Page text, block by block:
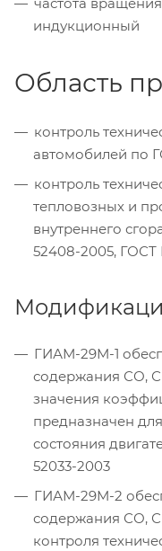
индукционный
Область
контроль
автомобилей по
контроль
тепловозных и
внутреннего
52408-2005, ГОСТ
ГИАМ-29М-1
содержания СО,
значения
предназначен
состояния
52033-2003
ГИАМ-29М-2
содержания СО,
контроля